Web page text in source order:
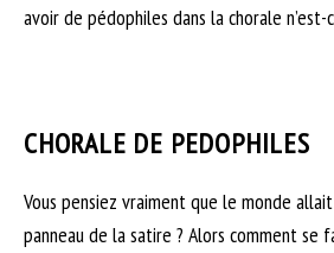
avoir de pédophiles dans la chorale n’est-
CHORALE DE PEDOPHILES
Vous pensiez vraiment que le monde
panneau de la satire ? Alors comment se